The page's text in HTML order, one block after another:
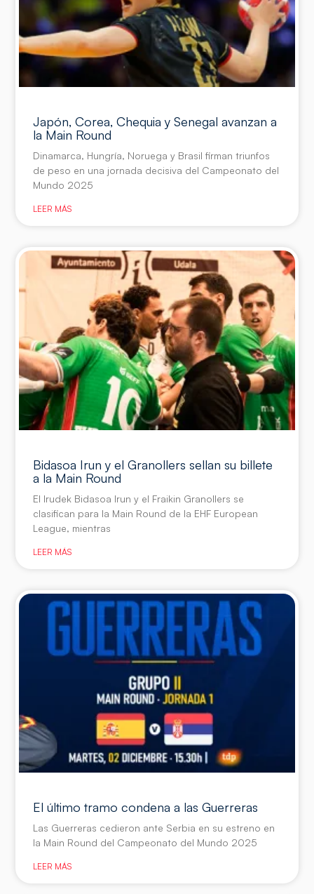
Japón, Corea, Chequia y Senegal avanzan a
la Main Round
Dinamarca, Hungría, Noruega y Brasil firman triunfos
de peso en una jornada decisiva del Campeonato del
Mundo 2025
LEER MÁS
Bidasoa Irun y el Granollers sellan su billete
a la Main Round
El Irudek Bidasoa Irun y el Fraikin Granollers se
clasifican para la Main Round de la EHF European
League, mientras
LEER MÁS
El último tramo condena a las Guerreras
Las Guerreras cedieron ante Serbia en su estreno en
la Main Round del Campeonato del Mundo 2025
LEER MÁS